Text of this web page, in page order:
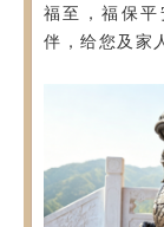
福至，福保
伴，给您及家